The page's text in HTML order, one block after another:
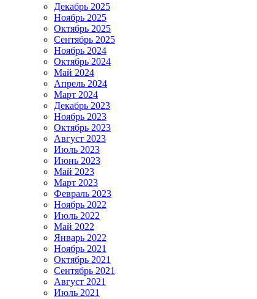
Декабрь 2025
Ноябрь 2025
Октябрь 2025
Сентябрь 2025
Ноябрь 2024
Октябрь 2024
Май 2024
Апрель 2024
Март 2024
Декабрь 2023
Ноябрь 2023
Октябрь 2023
Август 2023
Июль 2023
Июнь 2023
Май 2023
Март 2023
Февраль 2023
Ноябрь 2022
Июль 2022
Май 2022
Январь 2022
Ноябрь 2021
Октябрь 2021
Сентябрь 2021
Август 2021
Июль 2021